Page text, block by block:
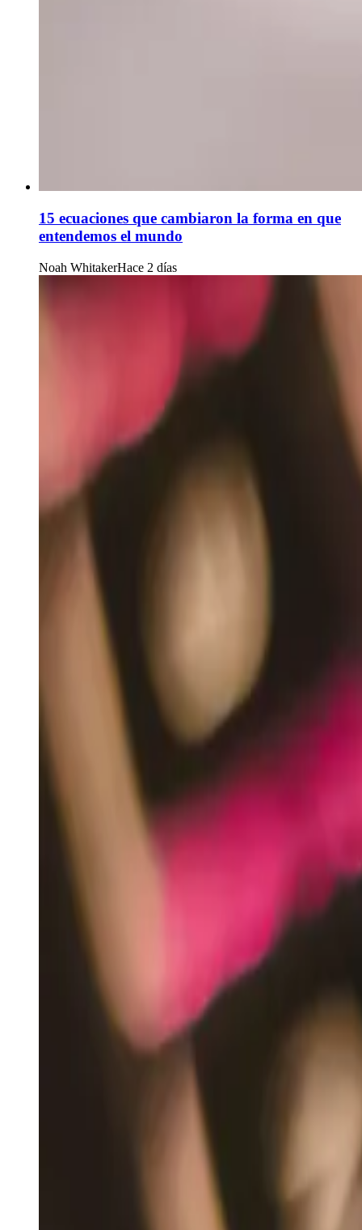
15 ecuaciones que cambiaron la forma en que
entendemos el mundo
Noah WhitakerHace 2 días